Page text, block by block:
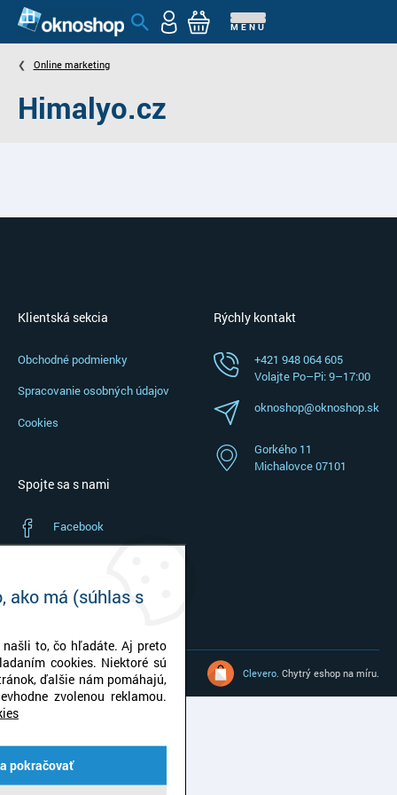
MENU
Online marketing
Himalyo.cz
Klientská sekcia
Obchodné podmienky
Spracovanie osobných údajov
Cookies
Rýchly kontakt
+421 948 064 605
Volajte Po–⁠Pi: 9–⁠17:00
oknoshop@oknoshop.sk
Gorkého 11
Michalovce 07101
Spojte sa s nami
Facebook
YouTube
Oknoshop | © 2026 Clevero. Chytrý eshop na míru.
ako má (súhlas s
našli to, čo hľadáte. Aj preto
cookies. Niektoré sú
ďalšie nám pomáhajú,
zvolenou reklamou.
pokračovať